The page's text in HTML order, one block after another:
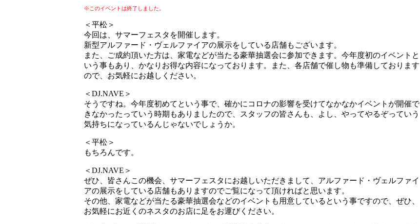
※このイベントは終了しました。
＜平松＞
今回は、サマーフェスタを開催します。
新型アルファード・ヴェルファイアの展示をしている店舗もございます。
また、ご成約頂いた方は、家電などが当たる豪華抽選会に参加できます。今年度初のイベントと
いう事もあり、かなりお得な内容になっております。また、各店舗で催し物も準備しております
ので、お気軽にお越しください。
＜DJ.NAVE＞
そうですね。今年度初めてという事で、確かにコロナの影響を受けてなかなかイベントが開催で
きなかったっていう時期もありましたので、スタッフの皆さんも、よし、やってやるぞっていう
気持ちになっているんじゃないでしょうか。
＜平松＞
もちろんです。
＜DJ.NAVE＞
ぜひ、皆さんこの機会、サマーフェスタにお越しいただきまして、アルファード・ヴェルファイ
アの展示をしている店舗もありますのでご覧になって頂ければと思います。
その他、家電などが当たる豪華抽選会などのイベントも用意しているという事ですので、 ぜひ、
お気軽にお近くのネスタのお店に足をお運びください。